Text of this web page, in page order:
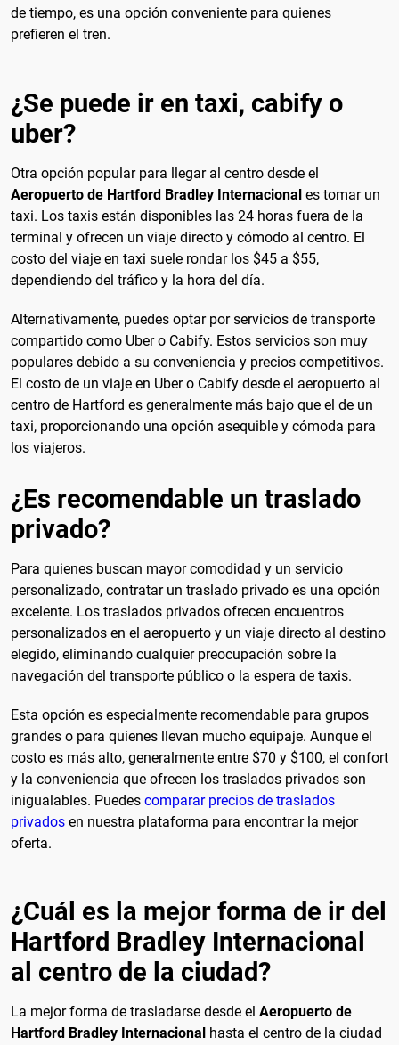
de tiempo, es una opción conveniente para quienes
prefieren el tren.
¿Se puede ir en taxi, cabify o
uber?
Otra opción popular para llegar al centro desde el
Aeropuerto de Hartford Bradley Internacional es tomar un
taxi. Los taxis están disponibles las 24 horas fuera de la
terminal y ofrecen un viaje directo y cómodo al centro. El
costo del viaje en taxi suele rondar los $45 a $55,
dependiendo del tráfico y la hora del día.
Alternativamente, puedes optar por servicios de transporte
compartido como Uber o Cabify. Estos servicios son muy
populares debido a su conveniencia y precios competitivos.
El costo de un viaje en Uber o Cabify desde el aeropuerto al
centro de Hartford es generalmente más bajo que el de un
taxi, proporcionando una opción asequible y cómoda para
los viajeros.
¿Es recomendable un traslado
privado?
Para quienes buscan mayor comodidad y un servicio
personalizado, contratar un traslado privado es una opción
excelente. Los traslados privados ofrecen encuentros
personalizados en el aeropuerto y un viaje directo al destino
elegido, eliminando cualquier preocupación sobre la
navegación del transporte público o la espera de taxis.
Esta opción es especialmente recomendable para grupos
grandes o para quienes llevan mucho equipaje. Aunque el
costo es más alto, generalmente entre $70 y $100, el confort
y la conveniencia que ofrecen los traslados privados son
inigualables. Puedes comparar precios de traslados
privados en nuestra plataforma para encontrar la mejor
oferta.
¿Cuál es la mejor forma de ir del
Hartford Bradley Internacional
al centro de la ciudad?
La mejor forma de trasladarse desde el Aeropuerto de
Hartford Bradley Internacional hasta el centro de la ciudad